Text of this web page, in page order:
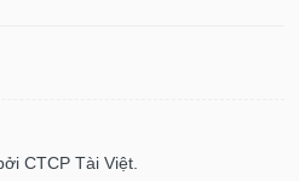
CTCP Tài Việt.